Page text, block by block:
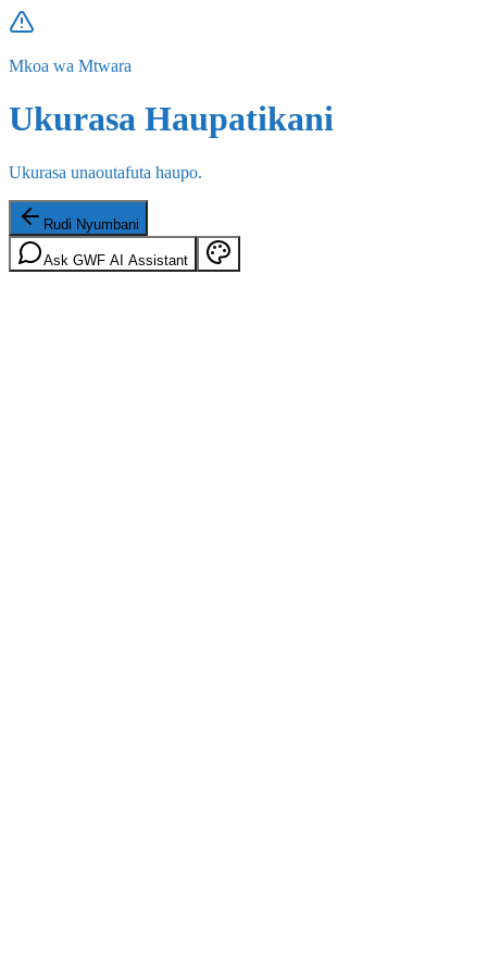
Mkoa wa Mtwara
Ukurasa Haupatikani
Ukurasa unaoutafuta haupo.
Rudi Nyumbani
Ask GWF AI Assistant